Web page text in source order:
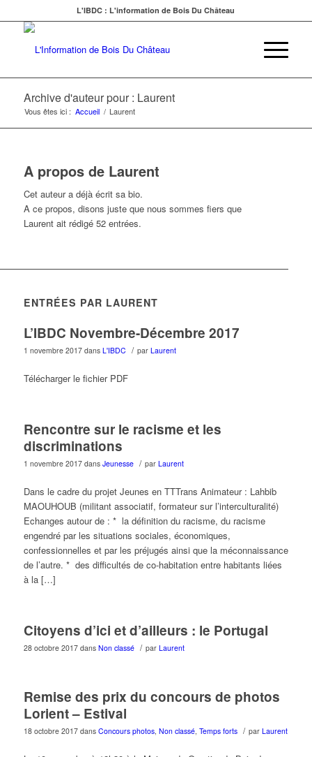
L'IBDC : L'information de Bois Du Château
Archive d'auteur pour : Laurent
Vous êtes ici : Accueil / Laurent
A propos de Laurent
Cet auteur a déjà écrit sa bio.
A ce propos, disons juste que nous sommes fiers que
Laurentait rédigé 52 entrées.
ENTRÉES PAR LAURENT
L’IBDC Novembre-Décembre 2017
1 novembre 2017 dans L'IBDC / par Laurent
Télécharger le fichier PDF
Rencontre sur le racisme et les
discriminations
1 novembre 2017 dans Jeunesse / par Laurent
Dans le cadre du projet Jeunes en TTTrans Animateur : Lahbib
MAOUHOUB (militant associatif, formateur sur l’interculturalité)
Echanges autour de : * la définition du racisme, du racisme
engendré par les situations sociales, économiques,
confessionnelles et par les préjugés ainsi que la méconnaissance
de l’autre. * des difficultés de co-habitation entre habitants liées
à la […]
Citoyens d’ici et d’ailleurs : le Portugal
28 octobre 2017 dans Non classé / par Laurent
Remise des prix du concours de photos
Lorient – Estival
18 octobre 2017 dans Concours photos, Non classé, Temps forts / par Laurent